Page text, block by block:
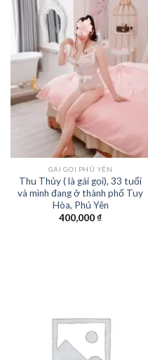
GÁI GỌI PHÚ YÊN
Thu Thủy ( là gái gọi), 33 tuổi
và mình đang ở thành phố Tuy
Hòa, Phú Yên
400,000₫